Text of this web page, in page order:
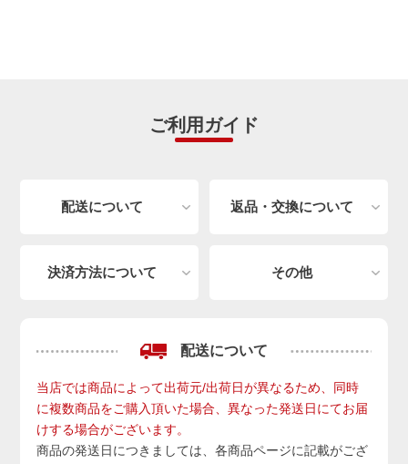
ご利用ガイド
配送について 返品・交換について
決済方法について その他
配送について
当店では商品によって出荷元/出荷日が異なるため、同時
に複数商品をご購入頂いた場合、異なった発送日にてお届
けする場合がございます。
商品の発送日につきましては、各商品ページに記載がござ